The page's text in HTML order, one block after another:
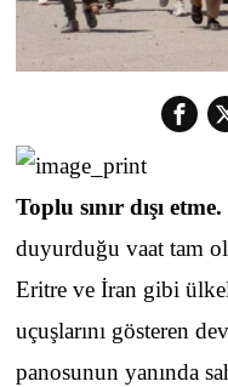
Toplu sınır dışı etme.
duyurduğu vaat tam
Eritre ve İran gibi
uçuşlarını gösteren
panosunun yanında